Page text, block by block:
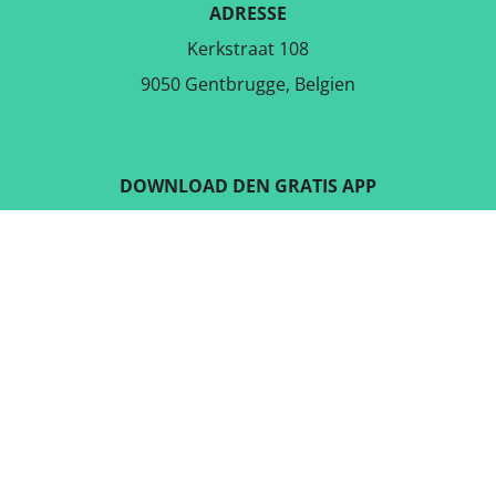
ADRESSE
Kerkstraat 108
9050 Gentbrugge, Belgien
DOWNLOAD DEN GRATIS APP